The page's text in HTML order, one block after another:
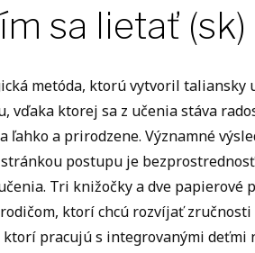
sa lietať (sk)
metóda, ktorú vytvoril
vďaka ktorej sa z učenia stáva
ľahko a prirodzene. Významné
postupu je
Tri knižočky a dve papierové
ktorí chcú rozvíjať
pracujú s integrovanými deťmi